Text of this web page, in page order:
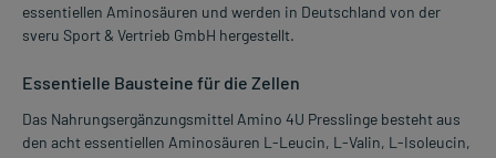
essentiellen Aminosäuren und werden in Deutschland von der
sveru Sport & Vertrieb GmbH hergestellt.
Essentielle Bausteine für die Zellen
Das Nahrungsergänzungsmittel Amino 4U Presslinge besteht aus
den acht essentiellen Aminosäuren L-Leucin, L-Valin, L-Isoleucin,